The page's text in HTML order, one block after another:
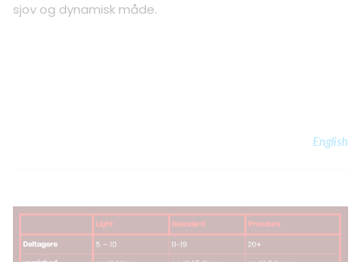
sjov og dynamisk måde.
English